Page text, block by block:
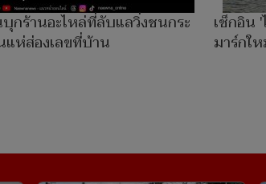
กร้านอะไหล่ที่ลับแลวิ่งชนกระ
ห่ส่องเลขที่บ้าน
เช็กอิน
มาร์กใ